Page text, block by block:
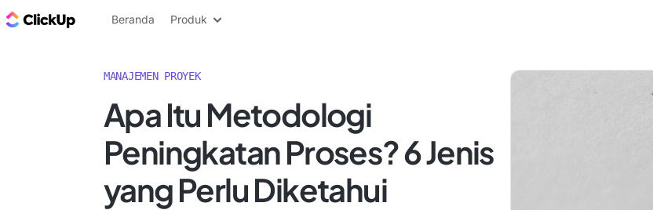
Blog ClickUp
Beranda Produk
MANAJEMEN PROYEK
Apa Itu Metodologi
Peningkatan Proses? 6 Jenis
yang Perlu Diketahui